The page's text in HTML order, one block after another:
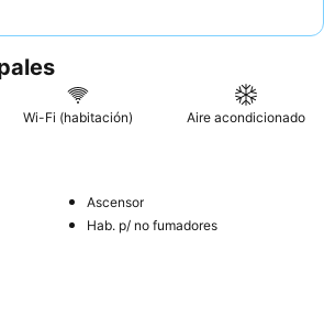
constantemente al
variedad de pasteles uruguayos.
espaciosa, considere solicitar una de
Wi-Fi (habitación) Aire acondicionado
Ascensor
Hab. p/ no fumadores